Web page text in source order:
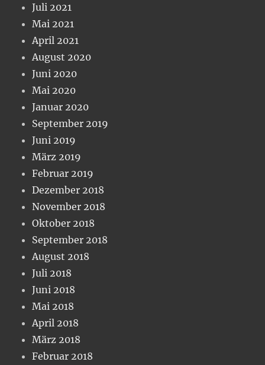
Juli 2021
Mai 2021
April 2021
August 2020
Juni 2020
Mai 2020
Januar 2020
September 2019
Juni 2019
März 2019
Februar 2019
Dezember 2018
November 2018
Oktober 2018
September 2018
August 2018
Juli 2018
Juni 2018
Mai 2018
April 2018
März 2018
Februar 2018